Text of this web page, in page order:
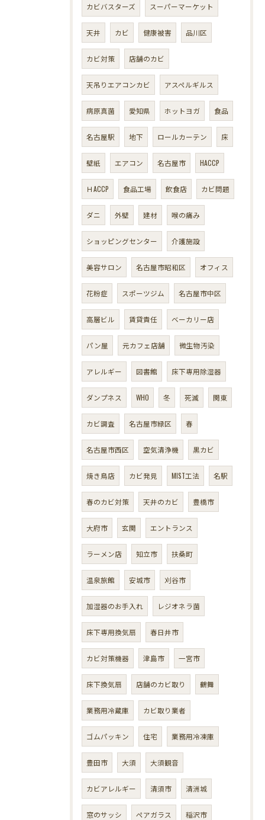
カビバスターズ スーパーマーケット
天井 カビ 健康被害 品川区
カビ対策 店舗のカビ
天吊りエアコンカビ アスペルギルス
病原真菌 愛知県 ホットヨガ 食品
名古屋駅 地下 ロールカーテン 床
壁紙 エアコン 名古屋市 HACCP
ＨACCP 食品工場 飲食店 カビ問題
ダニ 外壁 建材 喉の痛み
ショッピングセンター 介護施設
美容サロン 名古屋市昭和区 オフィス
花粉症 スポーツジム 名古屋市中区
高層ビル 賃貸責任 ベーカリー店
パン屋 元カフェ店舗 微生物汚染
アレルギー 図書館 床下専用除湿器
ダンプネス WHO 冬 死滅 関東
カビ調査 名古屋市緑区 春
名古屋市西区 空気清浄機 黒カビ
焼き鳥店 カビ発見 MIST工法 名駅
春のカビ対策 天井のカビ 豊橋市
大府市 玄関 エントランス
ラーメン店 知立市 扶桑町
温泉旅館 安城市 刈谷市
加湿器のお手入れ レジオネラ菌
床下専用換気扇 春日井市
カビ対策機器 津島市 一宮市
床下換気扇 店舗のカビ取り 鶴舞
業務用冷蔵庫 カビ取り業者
ゴムパッキン 住宅 業務用冷凍庫
豊田市 大須 大須観音
カビアレルギー 清須市 清洲城
窓のサッシ ペアガラス 稲沢市